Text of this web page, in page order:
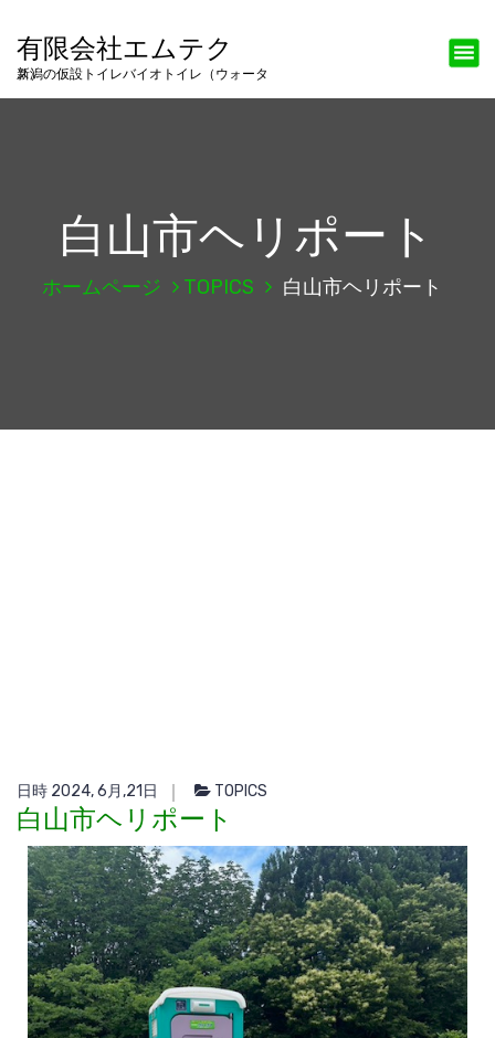
有限会社エムテク
新潟の仮設トイレバイオトイレ（ウォータス）
白山市ヘリポート
ホームページ TOPICS 白山市ヘリポート
日時 2024, 6月,21日 TOPICS
白山市ヘリポート